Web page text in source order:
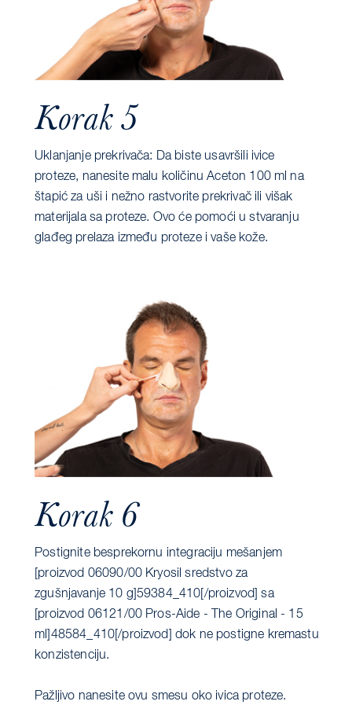
Korak 5
Uklanjanje prekrivača: Da biste usavršili ivice
proteze, nanesite malu količinu Aceton 100 ml na
štapić za uši i nežno rastvorite prekrivač ili višak
materijala sa proteze. Ovo će pomoći u stvaranju
glađeg prelaza između proteze i vaše kože.
Korak 6
Postignite besprekornu integraciju mešanjem
[proizvod 06090/00 Kryosil sredstvo za
zgušnjavanje 10 g]59384_410[/proizvod] sa
[proizvod 06121/00 Pros-Aide - The Original - 15
ml]48584_410[/proizvod] dok ne postigne kremastu
konzistenciju.
Pažljivo nanesite ovu smesu oko ivica proteze.